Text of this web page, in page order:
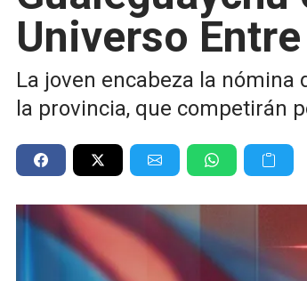
Universo
La joven encabeza la
la provincia, que competirán